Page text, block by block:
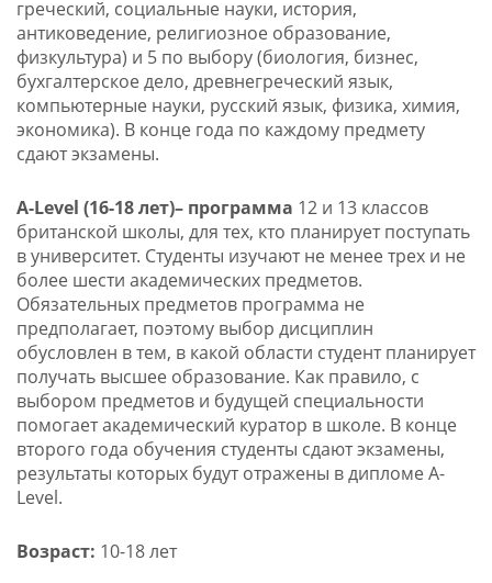
греческий, социальные науки, история,
антиковедение, религиозное образование,
физкультура) и 5 по выбору (биология, бизнес,
бухгалтерское дело, древнегреческий язык,
компьютерные науки, русский язык, физика, химия,
экономика). В конце года по каждому предмету
сдают экзамены.
A-Level (16-18 лет)– программа 12 и 13 классов
британской школы, для тех, кто планирует поступать
в университет. Студенты изучают не менее трех и не
более шести академических предметов.
Обязательных предметов программа не
предполагает, поэтому выбор дисциплин
обусловлен в тем, в какой области студент планирует
получать высшее образование. Как правило, с
выбором предметов и будущей специальности
помогает академический куратор в школе. В конце
второго года обучения студенты сдают экзамены,
результаты которых будут отражены в дипломе A-
Level.
Возраст: 10-18 лет